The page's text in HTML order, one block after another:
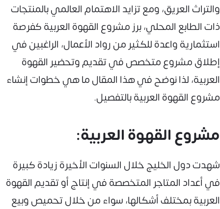
والتراث العريق، ومع تزايد الاهتمام العالمي بالمنتجات
ذات الطابع المحلي، برز مشروع القهوة العربية كفرصة
استثمارية واعدة للكثير من رواد الأعمال، الراغبين في
إطلاق مشروع متخصص في تقديم وتحضير القهوة
العربية، لذا نوضح في هذا المقال ما هي خطوات إنشاء
مشروع القهوة العربية بالتفصيل.
مشروع القهوة العربية:
شهدت دول الخليج خلال السنوات الأخيرة زيادة كبيرة
في أعداد المتاجر المتخصصة في إنتاج أو تقديم القهوة
العربية بمختلف أشكالها، سواء من خلال تحميص وبيع